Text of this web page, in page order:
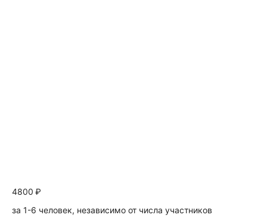
4800 ₽
за 1-6 человек, независимо от числа участников